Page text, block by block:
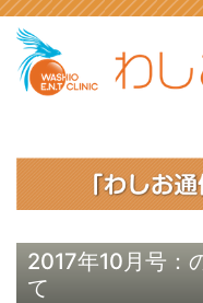
2017年10月号：
て